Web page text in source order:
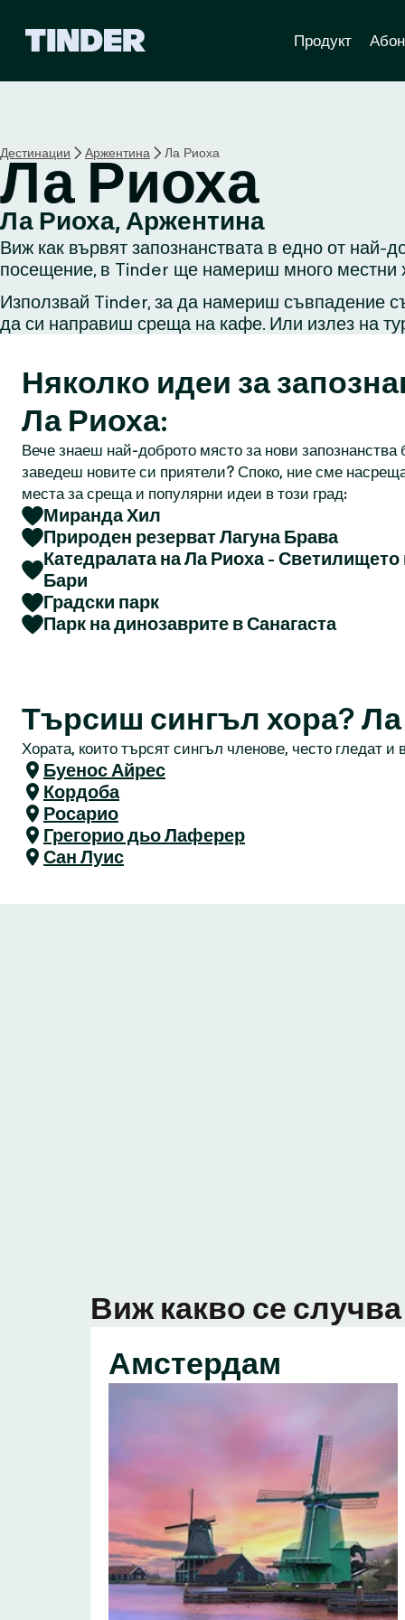
Н
а
ч
л
о
Продукт
Дестинации Аржентина Ла Риоха
Ла Риоха
Ла Риоха, Аржентина
Виж как вървят запознанствата в едно от
посещение, в Tinder ще намериш много местни
Използвай Tinder, за да намериш съвпадение
да си направиш среща на кафе. Или излез на
Няколко идеи за
Ла Риоха:
Вече знаеш най-доброто място за нови
заведеш новите си приятели? Споко, ние сме
места за среща и популярни идеи в този град:
Миранда Хил
Природен резерват Лагуна Брава
Катедралата на Ла Риоха -
Бари
Градски парк
Парк на динозаврите в Санагаста
Търсиш сингъл хора?
Хората, които търсят сингъл членове, често гледат и
Буенос Айрес
Кордоба
Росарио
Грегорио дьо Лаферер
Сан Луис
Виж какво се
Амстердам